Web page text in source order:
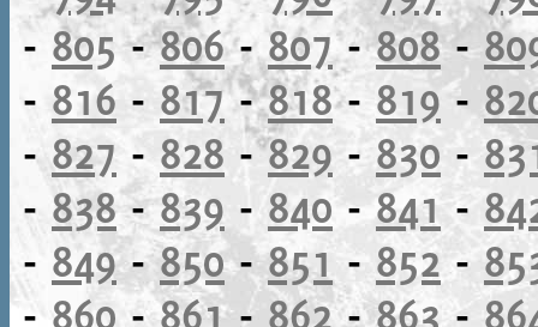
- 805-806-807-808-
- 816 - 817-818- 819-
-827 -828 -829- 830 -
- 838-839 - 840-841 -
- 849-850-851 - 852 -
- 860 -861- 862-863-